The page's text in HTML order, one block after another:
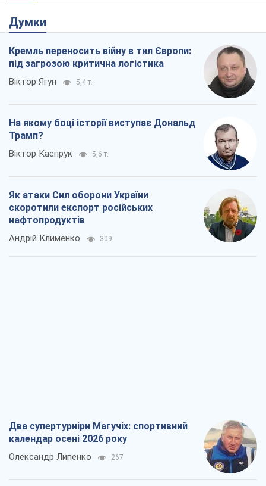
Думки
Кремль переносить війну в тил Європи:
під загрозою критична логістика
Віктор Ягун 5,4 т.
На якому боці історії виступає Дональд
Трамп?
Віктор Каспрук 5,6 т.
Як атаки Сил оборони України
скоротили експорт російських
нафтопродуктів
Андрій Клименко 309
Два супертурніри Магучіх: спортивний
календар осені 2026 року
Олександр Липенко 267